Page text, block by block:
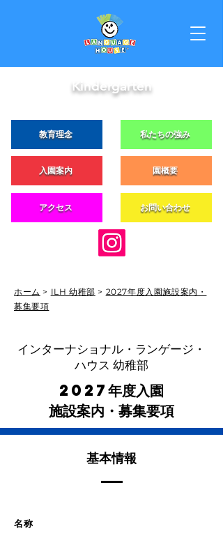
Kindergarten
教育理念
入園案内
アクセス
私たちの強み
園概要
お問い合わせ
ホーム > ILH 幼稚部 > 2027年度入園施設案内・
募集要項
インターナショナル・ランゲージ・
ハウス 幼稚部
2027年度入園
施設案内・募集要項
基本情報
名称